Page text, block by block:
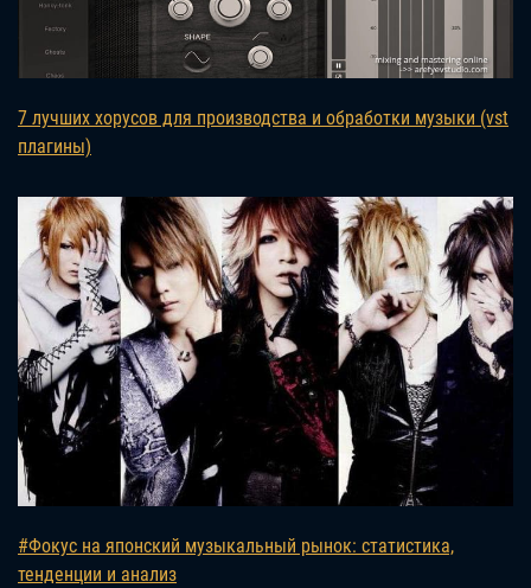
7 лучших хорусов для производства и обработки музыки (vst
плагины)
#Фокус на японский музыкальный рынок: статистика,
тенденции и анализ